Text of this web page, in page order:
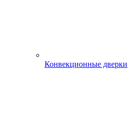
Конвекционные дверки